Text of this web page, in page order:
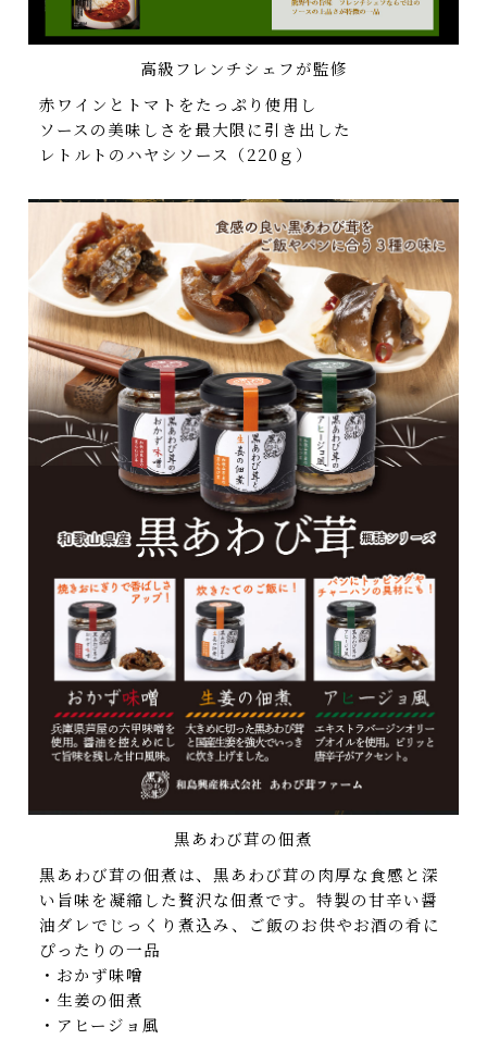
高級フレンチシェフが監修
赤ワインとトマトをたっぷり使用し
ソースの美味しさを最大限に引き出した
レトルトのハヤシソース（220ｇ）
黒あわび茸の佃煮
黒あわび茸の佃煮は、黒あわび茸の肉厚な食感と深
い旨味を凝縮した贅沢な佃煮です。特製の甘辛い醤
油ダレでじっくり煮込み、ご飯のお供やお酒の肴に
ぴったりの一品
・おかず味噌
・生姜の佃煮
・アヒージョ風